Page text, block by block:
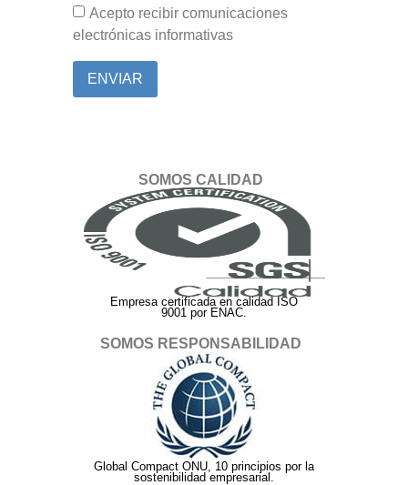
Acepto recibir comunicaciones
electrónicas informativas
ENVIAR
SOMOS CALIDAD
Empresa certificada en calidad ISO
9001 por ENAC.
SOMOS RESPONSABILIDAD
Global Compact ONU, 10 principios por la
sostenibilidad empresarial.